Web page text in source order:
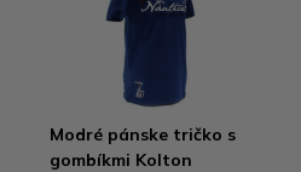
Modré pánske tričko s
gombíkmi Kolton